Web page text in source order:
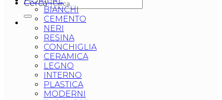
Cerca:
BIANCHI
CEMENTO
NERI
RESINA
CONCHIGLIA
CERAMICA
LEGNO
INTERNO
PLASTICA
MODERNI